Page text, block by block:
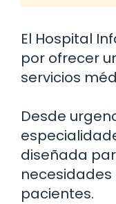
El Hospital
por ofrecer
servicios
Desde
diseñada
pacientes.